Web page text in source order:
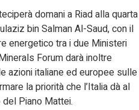
domani a Riad alla quarta
bin Salman Al-Saud, con il
energetico tra i due Ministeri
Forum darà inoltre
azioni italiane ed europee sulle
la priorità che l’Italia dà al
Piano Mattei.